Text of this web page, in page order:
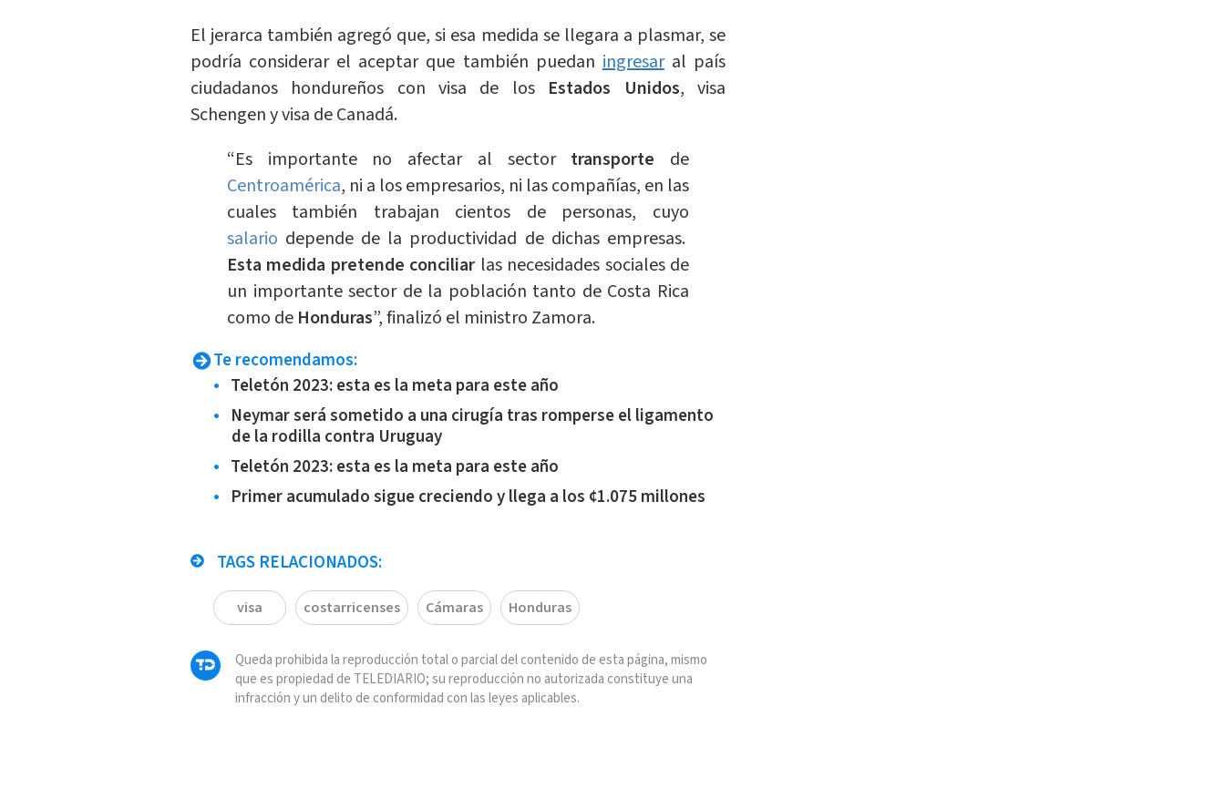
El jerarca también agregó que, si esa medida se llegara a plasmar, se
podría considerar el aceptar que también puedaningresaral país
ciudadanos hondureños con visa de los Estados Unidos, visa
Schengen y visa de Canadá.
“Es importante no afectar al sector transporte de
Centroamérica, ni a los empresarios, ni las compañías, en las
cuales también trabajan cientos de personas, cuyo
salario depende de la productividad de dichas empresas.
Esta medida pretende conciliar las necesidades sociales de
un importante sector de la población tanto de Costa Rica
como de Honduras”, finalizó el ministro Zamora.
Te recomendamos:
Teletón 2023: esta es la meta para este año
Neymar será sometido a una cirugía tras romperse el ligamento
de la rodilla contra Uruguay
Teletón 2023: esta es la meta para este año
Primer acumulado sigue creciendo y llega a los ¢1.075 millones
TAGS RELACIONADOS:
visa costarricenses Cámaras Honduras
Queda prohibida la reproducción total o parcial del contenido de esta página, mismo
que es propiedad de TELEDIARIO; su reproducción no autorizada constituye una
infracción y un delito de conformidad con las leyes aplicables.